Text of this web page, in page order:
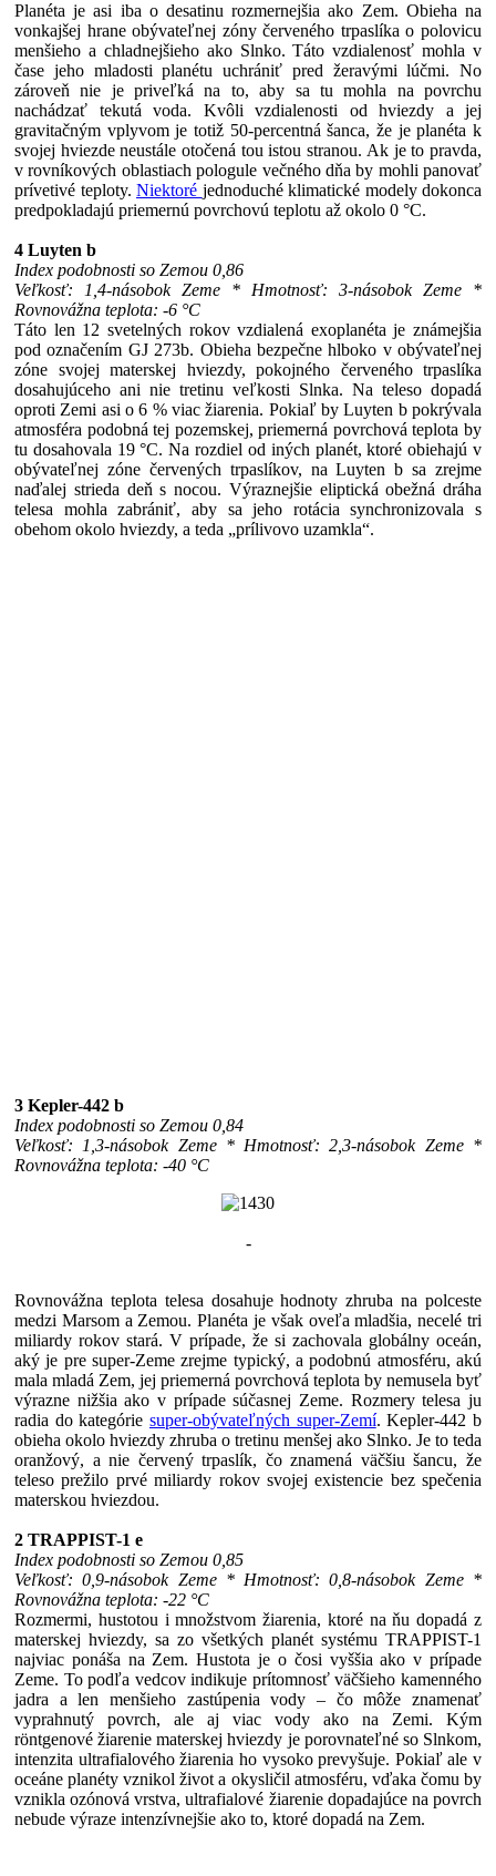
Planéta je asi iba o desatinu rozmernejšia ako Zem. Obieha na
vonkajšej hrane obývateľnej zóny červeného trpaslíka o polovicu
menšieho a chladnejšieho ako Slnko. Táto vzdialenosť mohla v
čase jeho mladosti planétu uchrániť pred žeravými lúčmi. No
zároveň nie je priveľká na to, aby sa tu mohla na povrchu
nachádzať tekutá voda. Kvôli vzdialenosti od hviezdy a jej
gravitačným vplyvom je totiž 50-percentná šanca, že je planéta k
svojej hviezde neustále otočená tou istou stranou. Ak je to pravda,
v rovníkových oblastiach pologule večného dňa by mohli panovať
prívetivé teploty. Niektoré jednoduché klimatické modely dokonca
predpokladajú priemernú povrchovú teplotu až okolo 0 °C.
4 Luyten b
Index podobnosti so Zemou 0,86
Veľkosť: 1,4-násobok Zeme * Hmotnosť: 3-násobok Zeme *
Rovnovážna teplota: -6 °C
Táto len 12 svetelných rokov vzdialená exoplanéta je známejšia
pod označením GJ 273b. Obieha bezpečne hlboko v obývateľnej
zóne svojej materskej hviezdy, pokojného červeného trpaslíka
dosahujúceho ani nie tretinu veľkosti Slnka. Na teleso dopadá
oproti Zemi asi o 6 % viac žiarenia. Pokiaľ by Luyten b pokrývala
atmosféra podobná tej pozemskej, priemerná povrchová teplota by
tu dosahovala 19 °C. Na rozdiel od iných planét, ktoré obiehajú v
obývateľnej zóne červených trpaslíkov, na Luyten b sa zrejme
naďalej strieda deň s nocou. Výraznejšie eliptická obežná dráha
telesa mohla zabrániť, aby sa jeho rotácia synchronizovala s
obehom okolo hviezdy, a teda „prílivovo uzamkla“.
3 Kepler-442 b
Index podobnosti so Zemou 0,84
Veľkosť: 1,3-násobok Zeme * Hmotnosť: 2,3-násobok Zeme *
Rovnovážna teplota: -40 °C
-
Rovnovážna teplota telesa dosahuje hodnoty zhruba na polceste
medzi Marsom a Zemou. Planéta je však oveľa mladšia, necelé tri
miliardy rokov stará. V prípade, že si zachovala globálny oceán,
aký je pre super-Zeme zrejme typický, a podobnú atmosféru, akú
mala mladá Zem, jej priemerná povrchová teplota by nemusela byť
výrazne nižšia ako v prípade súčasnej Zeme. Rozmery telesa ju
radia do kategórie super-obývateľných super-Zemí. Kepler-442 b
obieha okolo hviezdy zhruba o tretinu menšej ako Slnko. Je to teda
oranžový, a nie červený trpaslík, čo znamená väčšiu šancu, že
teleso prežilo prvé miliardy rokov svojej existencie bez spečenia
materskou hviezdou.
2 TRAPPIST-1 e
Index podobnosti so Zemou 0,85
Veľkosť: 0,9-násobok Zeme * Hmotnosť: 0,8-násobok Zeme *
Rovnovážna teplota: -22 °C
Rozmermi, hustotou i množstvom žiarenia, ktoré na ňu dopadá z
materskej hviezdy, sa zo všetkých planét systému TRAPPIST-1
najviac ponáša na Zem. Hustota je o čosi vyššia ako v prípade
Zeme. To podľa vedcov indikuje prítomnosť väčšieho kamenného
jadra a len menšieho zastúpenia vody – čo môže znamenať
vyprahnutý povrch, ale aj viac vody ako na Zemi. Kým
röntgenové žiarenie materskej hviezdy je porovnateľné so Slnkom,
intenzita ultrafialového žiarenia ho vysoko prevyšuje. Pokiaľ ale v
oceáne planéty vznikol život a okysličil atmosféru, vďaka čomu by
vznikla ozónová vrstva, ultrafialové žiarenie dopadajúce na povrch
nebude výraze intenzívnejšie ako to, ktoré dopadá na Zem.